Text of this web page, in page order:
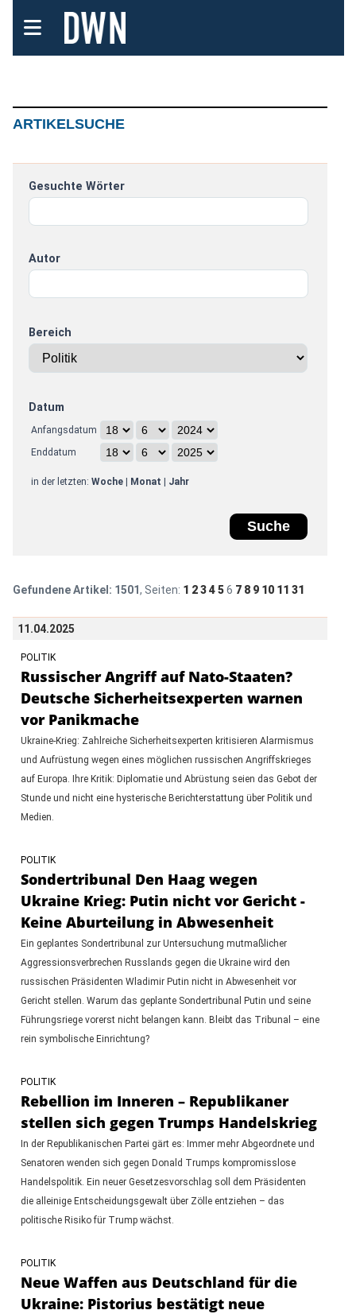
ARTIKELSUCHE
Gesuchte Wörter
Autor
Bereich
Datum
Anfangsdatum
Enddatum
in der letzten: Woche| Monat Jahr
Gefundene Artikel: 1501, Seiten: 1 2 3 4 5 6 7 8 9 10 11 31
11.04.2025
POLITIK
Russischer Angriff auf Nato-Staaten?
Deutsche Sicherheitsexperten warnen
vor Panikmache
Ukraine-Krieg: Zahlreiche Sicherheitsexperten kritisieren Alarmismus
und Aufrüstung wegen eines möglichen russischen Angriffskrieges
auf Europa. Ihre Kritik: Diplomatie und Abrüstung seien das Gebot der
Stunde und nicht eine hysterische Berichterstattung über Politik und
Medien.
POLITIK
Sondertribunal Den Haag wegen
Ukraine Krieg: Putin nicht vor Gericht -
Keine Aburteilung in Abwesenheit
Ein geplantes Sondertribunal zur Untersuchung mutmaßlicher
Aggressionsverbrechen Russlands gegen die Ukraine wird den
russischen Präsidenten Wladimir Putin nicht in Abwesenheit vor
Gericht stellen. Warum das geplante Sondertribunal Putin und seine
Führungsriege vorerst nicht belangen kann. Bleibt das Tribunal – eine
rein symbolische Einrichtung?
POLITIK
Rebellion im Inneren – Republikaner
stellen sich gegen Trumps Handelskrieg
In der Republikanischen Partei gärt es: Immer mehr Abgeordnete und
Senatoren wenden sich gegen Donald Trumps kompromisslose
Handelspolitik. Ein neuer Gesetzesvorschlag soll dem Präsidenten
die alleinige Entscheidungsgewalt über Zölle entziehen – das
politische Risiko für Trump wächst.
POLITIK
Neue Waffen aus Deutschland für die
Ukraine: Pistorius bestätigt neue